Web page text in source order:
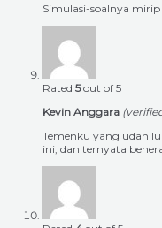
Simulasi-soalnya
Rated 5out of 5
Kevin Anggara
Temenku yang udah
ini, dan ternyata